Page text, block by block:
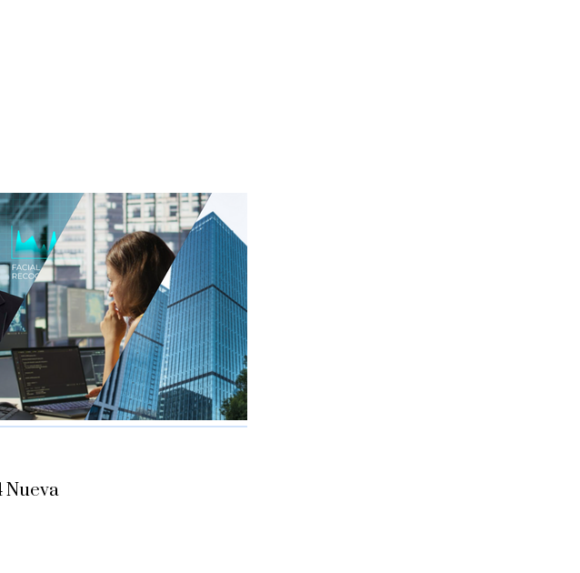
Nueva